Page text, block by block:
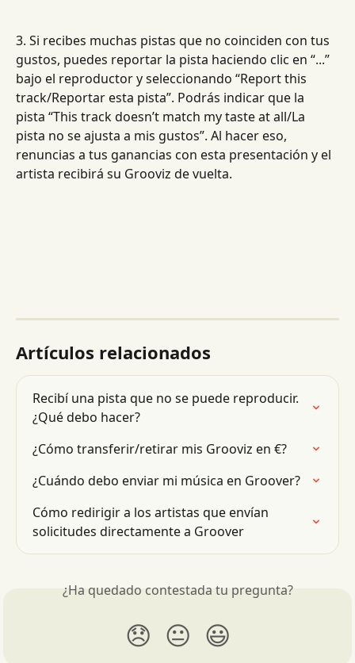
3. Si recibes muchas pistas que no coinciden con tus
gustos, puedes reportar la pista haciendo clic en “...”
bajo el reproductor y seleccionando “Report this
track/Reportar esta pista”. Podrás indicar que la
pista “This track doesn’t match my taste at all/La
pista no se ajusta a mis gustos”. Al hacer eso,
renuncias a tus ganancias con esta presentación y el
artista recibirá su Grooviz de vuelta.
Artículos relacionados
Recibí una pista que no se puede reproducir.
¿Qué debo hacer?
¿Cómo transferir/retirar mis Grooviz en €?
¿Cuándo debo enviar mi música en Groover?
Cómo redirigir a los artistas que envían
solicitudes directamente a Groover
¿Ha quedado contestada tu pregunta?
😞 😐 😃